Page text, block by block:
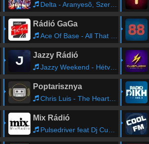
Delta - Aranyesõ, Szeretlek Szeretlek
Rádió GaGa
Ace Of Base - All That She Wants
Jazzy Rádió
Jazzy Weekend - Hétvégén is Jazzy!
Poptarisznya
Chris Luis - The Heart Of The City
Mix Rádió
Pulsedriver feat Dj Cupi - Cambodia 2021 (Stark'Manly Remix)